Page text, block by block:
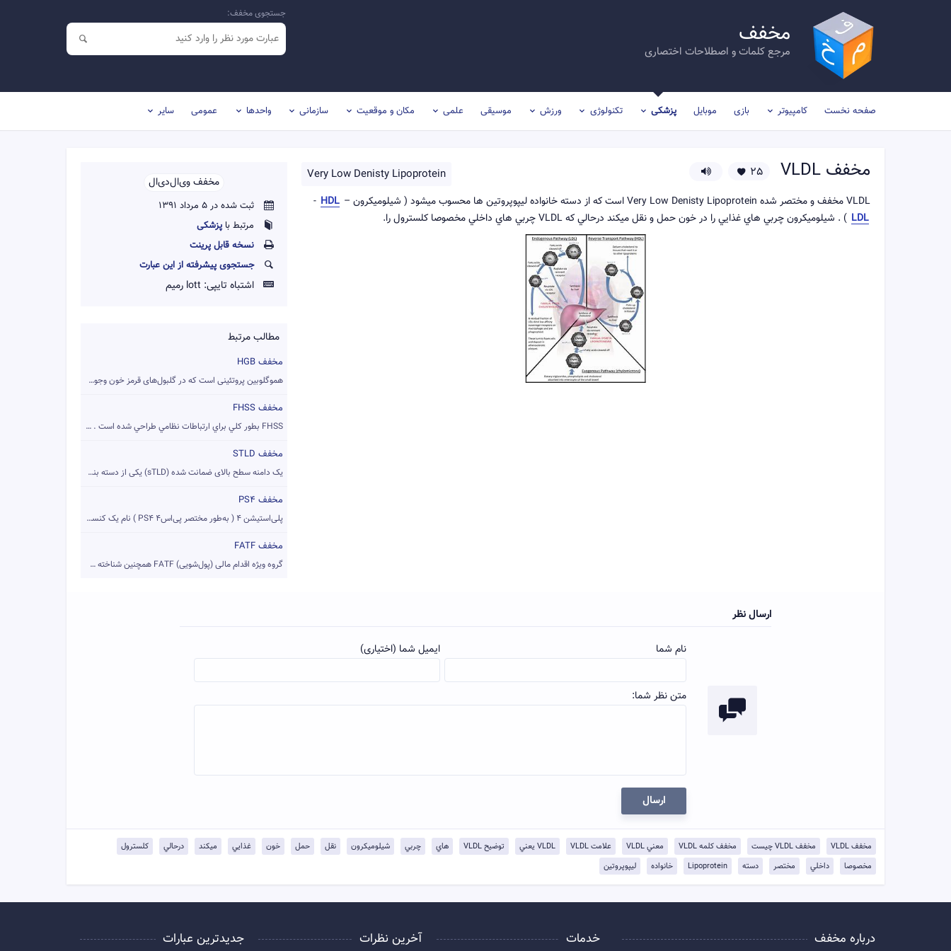
مخفف
مرجع کلمات و اصطلاحات اختصاری
جستجوی مخفف:
صفحه نخست کامپیوتر بازی موبایل پزشکی تکنولوژی ورزش موسیقی علمی مکان و موقعیت سازمانی واحدها عمومی سایر
مخففVLDL
Very Low Denisty Lipoprotein 25
VLDL مخفف و مختصر شده Very Low Denisty Lipoprotein است كه از دسته خانواده ليپوپروتين ها محسوب ميشود ( شيلوميكرون – HDL
-
LDL ) . شيلوميكرون چربي هاي غذايي را در خون حمل و نقل ميكند درحالي كه VLDL چربي هاي داخلي مخصوصا كلسترول را.
مخفف وی‌ال‌دی‌ال‌‌
ثبت شده در 5 مرداد 1391
مرتبط باپزشکی
نسخه قابل پرينت
جستجوی پیشرفته از این عبارت
اشتباه تایپی: lott رمیم
مطالب مرتبط
مخفف HGB
هموگلوبین پروتئینی است که در گلبول‌های قرمز خون وجود دارد و ...
مخفف FHSS
FHSS بطور كلي براي ارتباطات نظامي طراحي شده است . FHSS سيگنا...
مخفف STLD
یک دامنه سطح بالای ضمانت شده (sTLD) یکی از دسته بندی‌های دام...
مخفف PS4
پلی‌استیشن ۴ ( به‌طور مختصر پی‌اس۴ PS4 ) نام یک کنسول بازی و...
مخفف FATF
گروه ویژه اقدام مالی (پول‌شویی) FATF همچنین شناخته شده با نا...
ارسال نظر
نام شما ایمیل شما (اختیاری)
متن نظر شما:
ارسال
مخفف VLDL مخفف VLDL چيست مخفف کلمه VLDL معني VLDL علامت VLDL VLDL يعني توضيح VLDL هاي چربي شيلوميكرون نقل حمل خون غذايي ميكند درحالي
كلسترول
مخصوصا
داخلي مختصر دسته Lipoprotein خانواده ليپوپروتين
درباره مخفف خدمات آخرین نظرات جدیدترین عبارات